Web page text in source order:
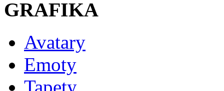
GRAFIKA
Avatary
Emoty